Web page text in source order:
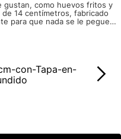
gustan, como huevos fritos y
de 14 centímetros, fabricado
para que nada se le pegue y
gracias a su excelente